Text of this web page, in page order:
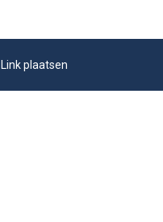
Link plaatsen